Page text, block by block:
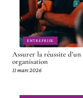
ENTREPRISE
Assurer la réussite
organisation
11 mars 2026